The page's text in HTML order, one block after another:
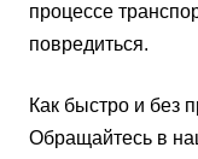
процессе
повредиться.
Как быстро и без
Обращайтесь в